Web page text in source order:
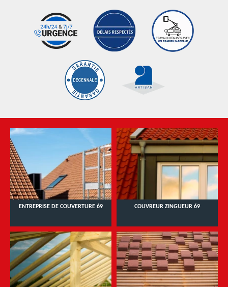
ENTREPRISE DE COUVERTURE 69 COUVREUR ZINGUEUR 69